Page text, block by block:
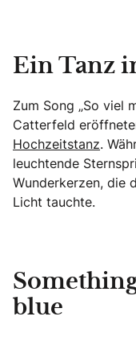
Ein Tanz
Zum Song „So viel
Catterfeld
Hochzeitstanz.
leuchtende
Wunderkerzen, die
Licht tauchte.
blue